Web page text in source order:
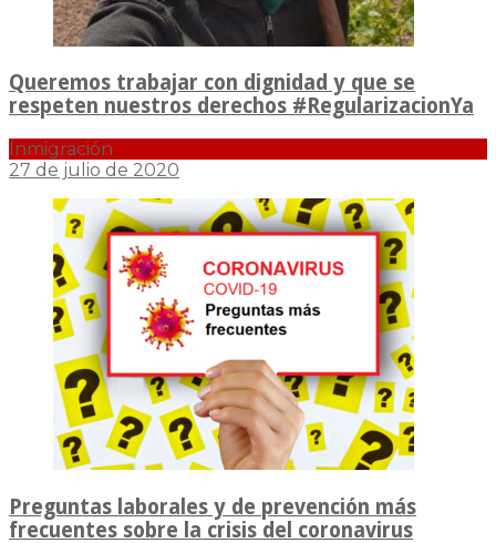
Queremos trabajar con dignidad y que se
respeten nuestros derechos #RegularizacionYa
Inmigración
27 de julio de 2020
Preguntas laborales y de prevención más
frecuentes sobre la crisis del coronavirus